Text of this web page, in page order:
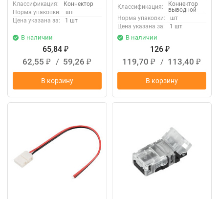
Классификация:
Коннектор
Норма упаковки:
шт
Цена указана за:
1 шт
В наличии
65,84 ₽
62,55 ₽ / 59,26 ₽
В корзину
Классификация:
Коннектор
выводной
Норма упаковки:
шт
Цена указана за:
1 шт
В наличии
126 ₽
119,70 ₽ / 113,40 ₽
В корзину